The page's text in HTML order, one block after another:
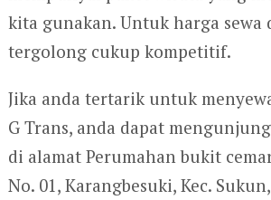
kita gunakan. Untuk harga sewa
tergolong cukup kompetitif.
Jika anda tertarik untuk
G Trans, anda dapat
di alamat Perumahan bukit
No. 01, Karangbesuki, Kec.